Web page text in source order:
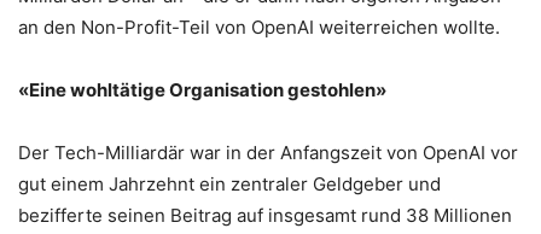
an den Non-Profit-Teil von OpenAI weiterreichen wollte.
«Eine wohltätige Organisation gestohlen»
Der Tech-Milliardär war in der Anfangszeit von OpenAI vor
gut einem Jahrzehnt ein zentraler Geldgeber und
bezifferte seinen Beitrag auf insgesamt rund 38 Millionen